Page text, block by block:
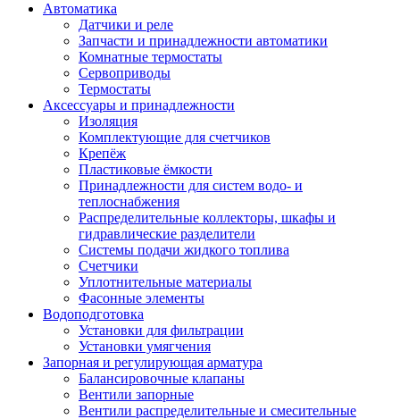
Автоматика
Датчики и реле
Запчасти и принадлежности автоматики
Комнатные термостаты
Сервоприводы
Термостаты
Аксессуары и принадлежности
Изоляция
Комплектующие для счетчиков
Крепёж
Пластиковые ёмкости
Принадлежности для систем водо- и
теплоснабжения
Распределительные коллекторы, шкафы и
гидравлические разделители
Системы подачи жидкого топлива
Счетчики
Уплотнительные материалы
Фасонные элементы
Водоподготовка
Установки для фильтрации
Установки умягчения
Запорная и регулирующая арматура
Балансировочные клапаны
Вентили запорные
Вентили распределительные и смесительные